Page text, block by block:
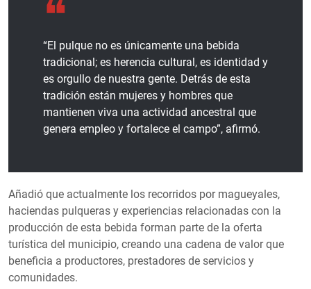
“El pulque no es únicamente una bebida
tradicional; es herencia cultural, es identidad y
es orgullo de nuestra gente. Detrás de esta
tradición están mujeres y hombres que
mantienen viva una actividad ancestral que
genera empleo y fortalece el campo”, afirmó.
Añadió que actualmente los recorridos por magueyales,
haciendas pulqueras y experiencias relacionadas con la
producción de esta bebida forman parte de la oferta
turística del municipio, creando una cadena de valor que
beneficia a productores, prestadores de servicios y
comunidades.